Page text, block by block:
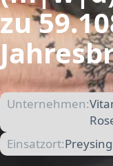
zu
Unternehmen:
Einsatzort: